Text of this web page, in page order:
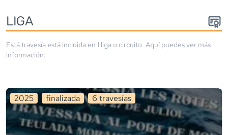
LIGA
Está travesía está incluida en 1 liga o circuito. Aquí puedes ver más
información:
2025 finalizada 6 travesías